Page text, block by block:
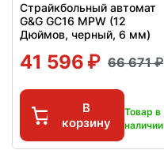
Страйкбольный автомат
G&G GC16 MPW (12
Дюймов, черный, 6 мм)
41 596 66 671
В
корзину
Товар в
наличии